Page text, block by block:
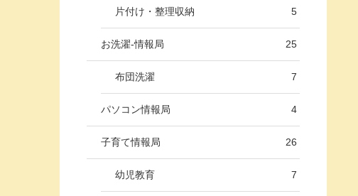
片付け・整理収納 5
お洗濯-情報局 25
布団洗濯 7
パソコン情報局 4
子育て情報局 26
幼児教育 7